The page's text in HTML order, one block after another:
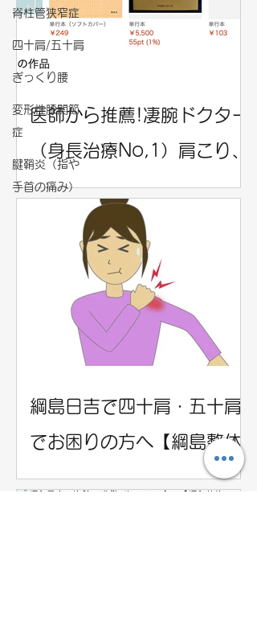
脊柱管狭窄症
四十肩/五十肩
ぎっくり腰
変形性膝関節
症
腱鞘炎（指や
手首の痛み）
医師から推薦!凄腕ドクター
（身長治療No,1）肩こり、
四十肩、臀部痛を施術しま
綱島日吉で四十肩・五十肩
でお困りの方へ【綱島整体
チアーズアップ】